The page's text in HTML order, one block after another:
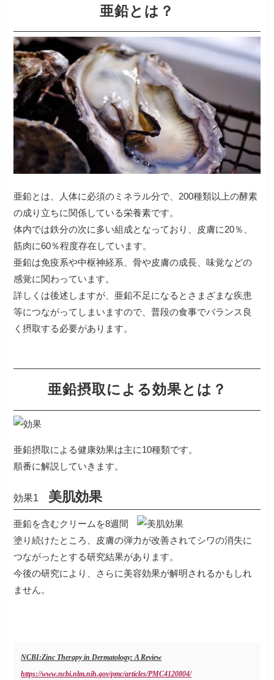
亜鉛とは？
亜鉛とは、人体に必須のミネラル分で、200種類以上の酵素
の成り立ちに関係している栄養素です。
体内では鉄分の次に多い組成となっており、皮膚に20％、
筋肉に60％程度存在しています。
亜鉛は免疫系や中枢神経系、骨や皮膚の成長、味覚などの
感覚に関わっています。
詳しくは後述しますが、亜鉛不足になるとさまざまな疾患
等につながってしまいますので、普段の食事でバランス良
く摂取する必要があります。
亜鉛摂取による効果とは？
亜鉛摂取による健康効果は主に10種類です。
順番に解説していきます。
効果1 美肌効果
亜鉛を含むクリームを8週間
塗り続けたところ、皮膚の弾力が改善されてシワの消失に
つながったとする研究結果があります。
今後の研究により、さらに美容効果が解明されるかもしれ
ません。
NCBI:Zinc Therapy in Dermatology: A Review
https://www.ncbi.nlm.nih.gov/pmc/articles/PMC4120804/